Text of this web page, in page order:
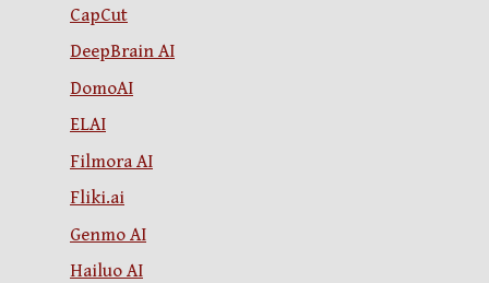
CapCut
DeepBrain AI
DomoAI
ELAI
Filmora AI
Fliki.ai
Genmo AI
Hailuo AI